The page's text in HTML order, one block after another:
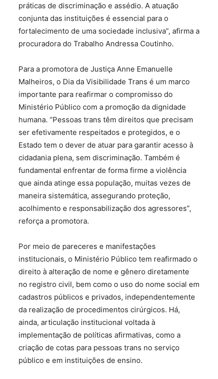
práticas de discriminação e assédio. A atuação
conjunta das instituições é essencial para o
fortalecimento de uma sociedade inclusiva”, afirma a
procuradora do Trabalho Andressa Coutinho.
Para a promotora de Justiça Anne Emanuelle
Malheiros, o Dia da Visibilidade Trans é um marco
importante para reafirmar o compromisso do
Ministério Público com a promoção da dignidade
humana. “Pessoas trans têm direitos que precisam
ser efetivamente respeitados e protegidos, e o
Estado tem o dever de atuar para garantir acesso à
cidadania plena, sem discriminação. Também é
fundamental enfrentar de forma firme a violência
que ainda atinge essa população, muitas vezes de
maneira sistemática, assegurando proteção,
acolhimento e responsabilização dos agressores”,
reforça a promotora.
Por meio de pareceres e manifestações
institucionais, o Ministério Público tem reafirmado o
direito à alteração de nome e gênero diretamente
no registro civil, bem como o uso do nome social em
cadastros públicos e privados, independentemente
da realização de procedimentos cirúrgicos. Há,
ainda, articulação institucional voltada à
implementação de políticas afirmativas, como a
criação de cotas para pessoas trans no serviço
público e em instituições de ensino.